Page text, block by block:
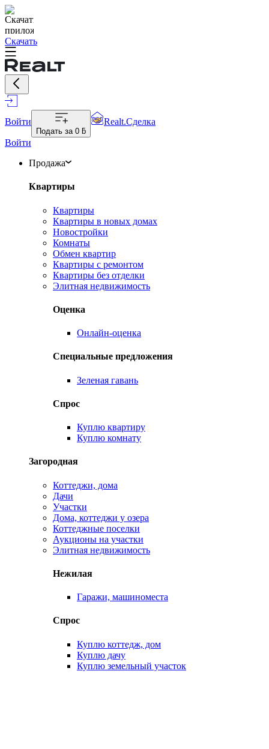
Скачать
Войти
Подать за 0 ƃ
Realt.Сделка
Войти
Продажа
Квартиры
Квартиры
Квартиры в новых домах
Новостройки
Комнаты
Обмен квартир
Квартиры с ремонтом
Квартиры без отделки
Элитная недвижимость
Оценка
Онлайн-оценка
Специальные предложения
Зеленая гавань
Спрос
Куплю квартиру
Куплю комнату
Загородная
Коттеджи, дома
Дачи
Участки
Дома, коттеджи у озера
Коттеджные поселки
Аукционы на участки
Элитная недвижимость
Нежилая
Гаражи, машиноместа
Спрос
Куплю коттедж, дом
Куплю дачу
Куплю земельный участок